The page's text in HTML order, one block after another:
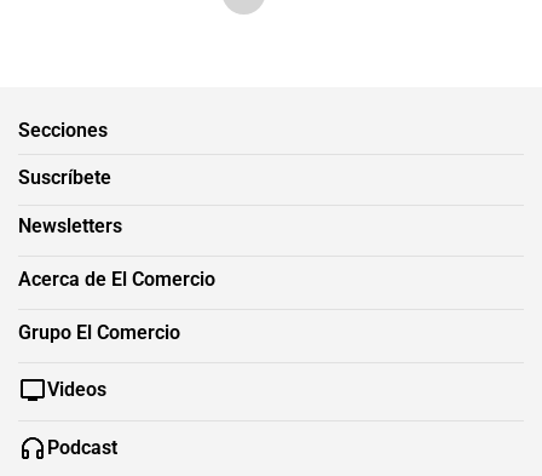
Secciones
Suscríbete
Newsletters
Acerca de El Comercio
Grupo El Comercio
Videos
Podcast